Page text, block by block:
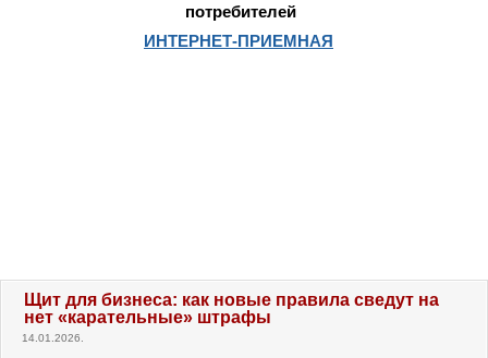
потребителей
ИНТЕРНЕТ-ПРИЕМНАЯ
Щит для бизнеса: как новые правила сведут на
нет «карательные» штрафы
14.01.2026.